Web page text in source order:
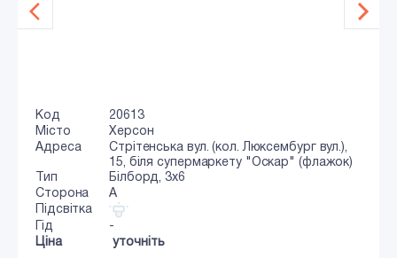
Код
20613
Місто
Херсон
Адреса
Стрітенська вул. (кол. Люксембург вул.),
15, біля супермаркету "Оскар" (флажок)
Тип
Білборд, 3x6
Сторона
A
Підсвітка
Гід
-
Ціна
уточніть